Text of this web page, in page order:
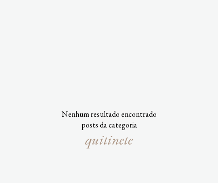
Nenhum resultado encontrado
posts da categoria
quitinete